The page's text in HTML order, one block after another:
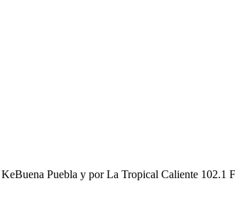
Puebla y por La Tropical Caliente 102.1